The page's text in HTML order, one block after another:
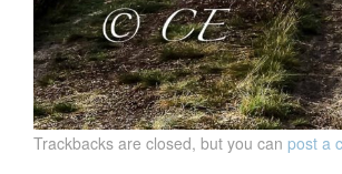
Trackbacks are closed, but you can post a